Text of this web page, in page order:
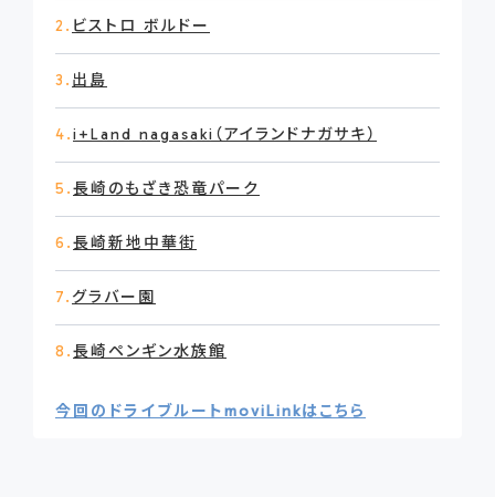
2. ビストロ ボルドー
3. 出島
4.i+Land nagasaki（アイランドナガサキ）
5.長崎のもざき恐竜パーク
6.長崎新地中華街
7. グラバー園
8.長崎ペンギン水族館
今回のドライブルートmoviLinkはこちら